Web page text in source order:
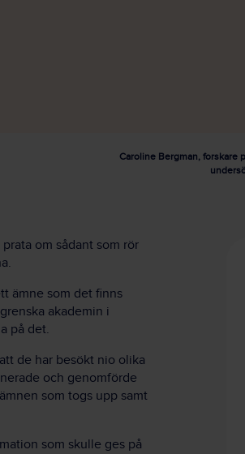
Caroline Bergman, forskare
om sådant som rör
ämne som det finns
akademin i
på det.
de har besökt nio olika
och genomförde
som togs upp samt
som skulle ges på